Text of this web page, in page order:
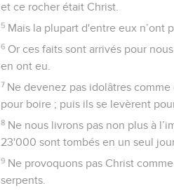
et ce rocher était Christ.
5 Mais la plupart d'entre eux n’ont
6 Or ces faits sont arrivés pour
en ont eu.
7 Ne devenez pas idolâtres
pour boire ; puis ils se levèrent pour
8 Ne nous livrons pas non plus à
23'000 sont tombés en un seul
9 Ne provoquons pas Christ
serpents.